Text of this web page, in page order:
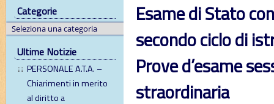
Categorie
Ultime Notizie
PERSONALE A.T.A. –
Chiarimenti in merito
al diritto a
Esame di Stato
secondo ciclo di
Prove d’esame
straordinaria